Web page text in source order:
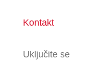
Kontakt
Uključite se